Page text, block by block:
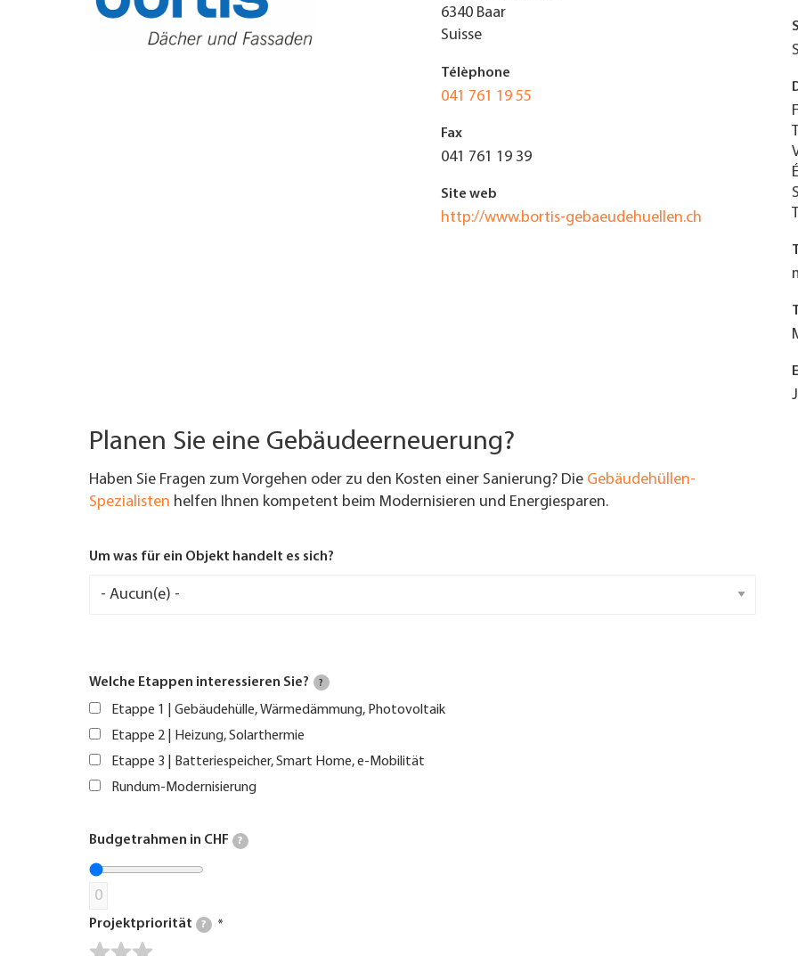
TROUVER ENTREPRISE
6340 Baar
Suisse
Télèphone
041 761 19 55
Fax
041 761 19 39
Site web
http://www.bortis-gebaeudehuellen.ch
Planen Sie eine Gebäudeerneuerung?
Haben Sie Fragen zum Vorgehen oder zu den Kosten einer Sanierung? Die Gebäudehüllen-
Spezialisten helfen Ihnen kompetent beim Modernisieren und Energiesparen.
Um was für ein Objekt handelt es sich?
Welche Etappen interessieren Sie? ?
Etappe 1 | Gebäudehülle, Wärmedämmung, Photovoltaik
Etappe 2 | Heizung, Solarthermie
Etappe 3 | Batteriespeicher, Smart Home, e-Mobilität
Rundum-Modernisierung
Budgetrahmen in CHF ?
0
Projektpriorität ?